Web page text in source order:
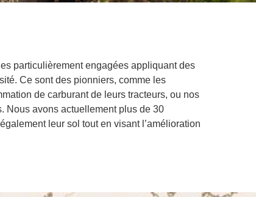
particulièrement engagées appliquant des
Ce sont des pionniers, comme les
de carburant de leurs tracteurs, ou nos
Nous avons actuellement plus de 30
leur sol tout en visant l’amélioration